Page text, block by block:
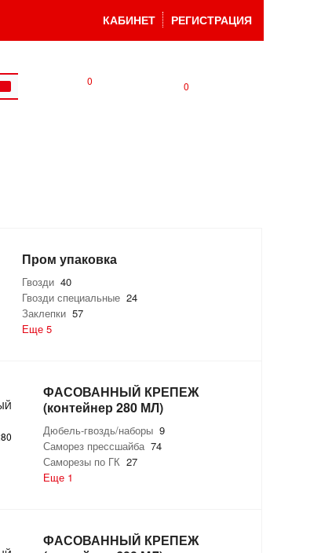
КАБИНЕТ РЕГИСТРАЦИЯ
0 0
Пром упаковка
Гвозди40
Гвозди специальные24
Заклепки57
Еще 5
ФАСОВАННЫЙ КРЕПЕЖ
(контейнер 280 МЛ)
Дюбель-гвоздь/наборы9
Саморез прессшайба74
Саморезы по ГК27
Еще 1
ФАСОВАННЫЙ КРЕПЕЖ